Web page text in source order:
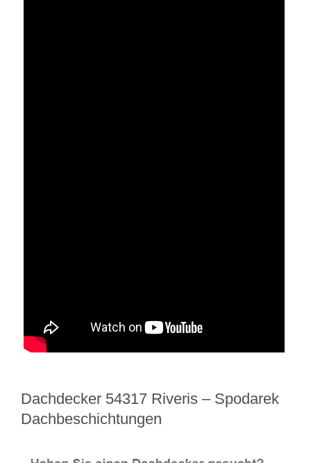
Dachdecker 54317 Riveris – Spodarek
Dachbeschichtungen